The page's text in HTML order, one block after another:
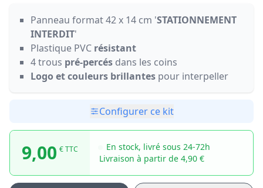
Panneau format 42 x 14 cm 'STATIONNEMENT
INTERDIT'
Plastique PVC résistant
4 trous pré-percés dans les coins
Logo et couleurs brillantes pour interpeller
Configurer ce kit
9,00 € TTC
En stock, livré sous 24-72h
Livraison à partir de 4,90 €